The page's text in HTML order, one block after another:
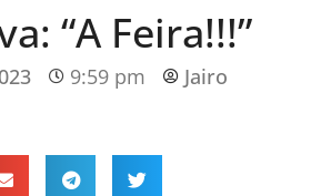
“A Feira!!!”
9:59 pm Jairo